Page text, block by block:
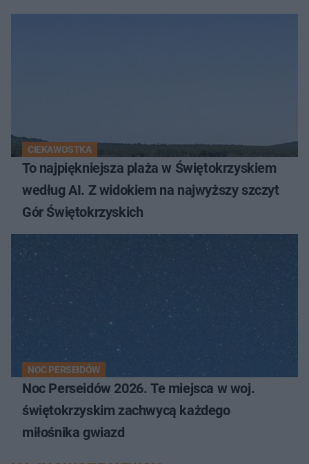
CIEKAWOSTKA
To najpiękniejsza plaża w Świętokrzyskiem
według AI. Z widokiem na najwyższy szczyt
Gór Świętokrzyskich
NOC PERSEIDÓW
Noc Perseidów 2026. Te miejsca w woj.
świętokrzyskim zachwycą każdego
miłośnika gwiazd